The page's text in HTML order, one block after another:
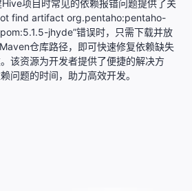
项目时常见的依赖报错问题提供了关
find artifact org.pentaho:pentaho-
jhyde”错误时，只需下载并放
仓库路径，即可快速修复依赖缺失
该资源为开发者提供了便捷的解决方
问题的时间，助力高效开发。